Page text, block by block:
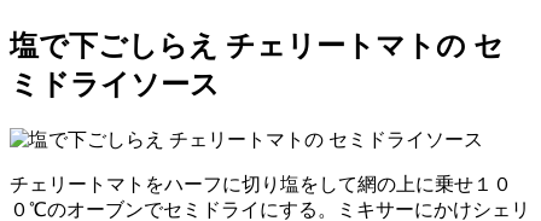
塩で下ごしらえ チェリートマトの セ
ミドライソース
チェリートマトをハーフに切り塩をして網の上に乗せ１０
０℃のオーブンでセミドライにする。ミキサーにかけシェリ